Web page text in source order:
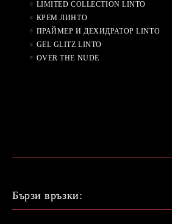
LIMITED COLLECTION LINTO
КРЕМ ЛИНТО
ПРАЙМЕР И ДЕХИДРАТОР LINTO
GEL GLITZ LINTO
OVER THE NUDE
Бързи връзки: